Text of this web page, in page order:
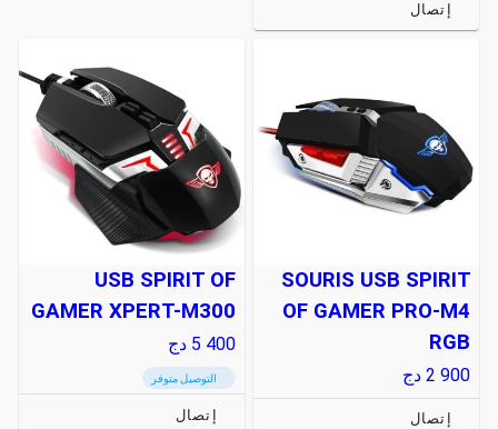
إتصال
SOURIS USB SPIRIT
OF GAMER PRO-M4
RGB
2 900 دج
إتصال
USB SPIRIT OF
GAMER XPERT-M300
5 400 دج
التوصيل متوفر
إتصال